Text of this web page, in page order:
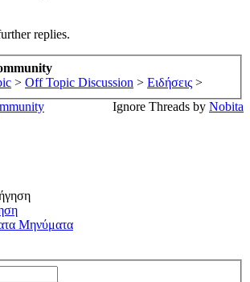
replies.
> Off Topic Discussion > Ειδήσεις >
Ignore Threads by Nobita
Μηνύματα